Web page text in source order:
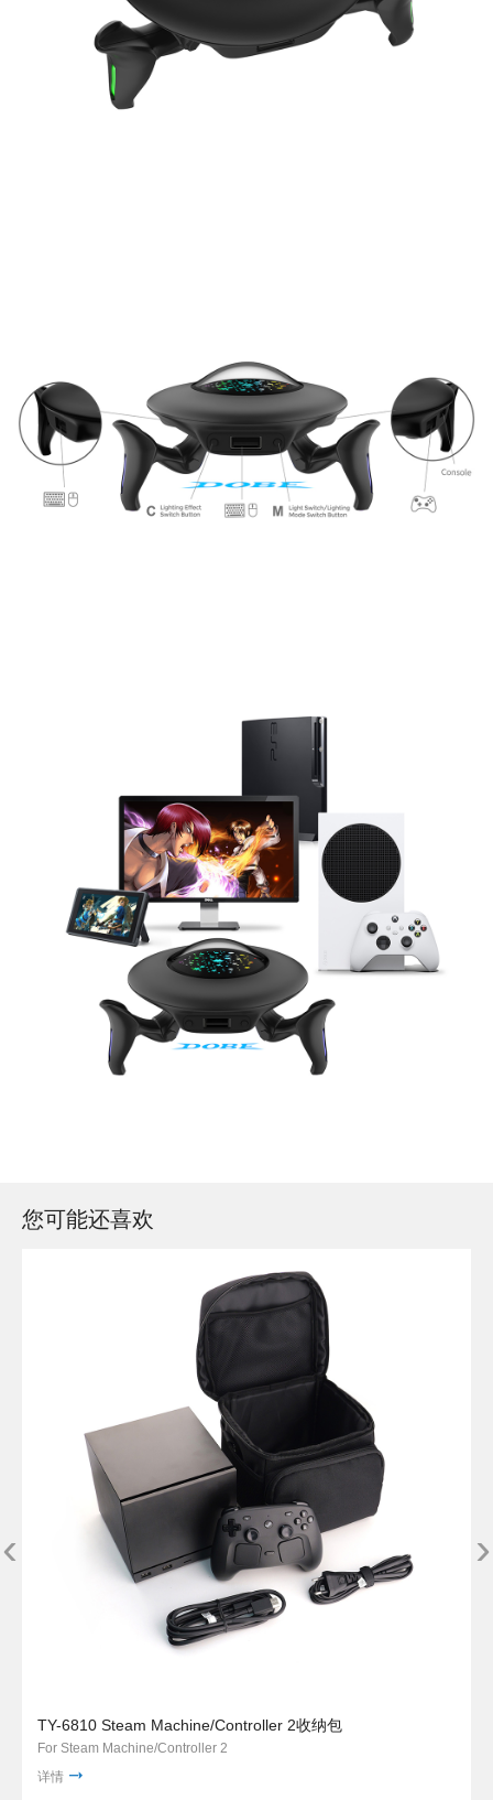
您可能还喜欢
TY-6810 Steam Machine/Controller 2收纳包
For Steam Machine/Controller 2
详情
‹ ›